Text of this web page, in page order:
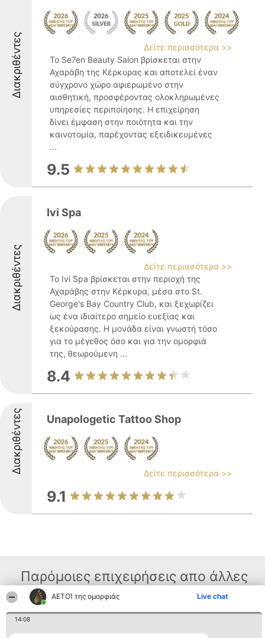
ΑΕΤΟΊ της ομορφιάς Live chat
14:08
Διακριθέντες
Δείτε περισσότερα >>
Το Se7en Beauty Salon βρίσκεται στην
Αχαράβη της Κέρκυρας και αποτελεί έναν
σύγχρονο χώρο αφιερωμένο στην
αισθητική, προσφέροντας ολοκληρωμένες
υπηρεσίες περιποίησης. Η επιχείρηση
δίνει έμφαση στην ποιότητα και την
καινοτομία, παρέχοντας εξειδικευμένες
...
9.5
Διακριθέντες
Ivi Spa
Δείτε περισσότερα >>
Το Ivi Spa βρίσκεται στην περιοχή της
Αχαράβης στην Κέρκυρα, μέσα στο St.
George's Bay Country Club, και ξεχωρίζει
ως ένα ιδιαίτερο σημείο ευεξίας και
ξεκούρασης. Η μονάδα είναι γνωστή τόσο
για το μέγεθος όσο και για την ομορφιά
της, θεωρούμενη ...
8.4
Διακριθέντες Unapologetic Tattoo Shop
Δείτε περισσότερα >>
9.1
Παρόμοιες επιχειρήσεις απο άλλες
περιοχές
Διοργανωτής της Κατάταξη Επικοινωνία